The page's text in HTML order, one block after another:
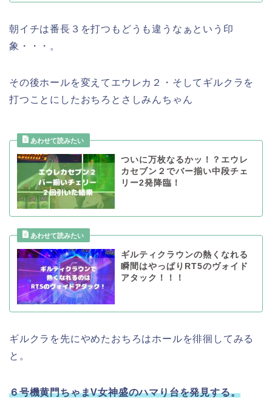
朝イチは番長３を打つもどうも違うなぁという印
象・・・。
その後ホールを変えてエウレカ２・そしてギルクラを
打つことにしたおちろとさしみんちゃん
ついに万枚なるかッ！？エウレ
カセブン２でバー揃い中段チェ
リー2発降臨！
ギルティクラウンの熱くなれる
瞬間はやっぱりRT5のヴォイド
アタック！！！
ギルクラを先にやめたおちろはホールを徘徊してみる
と。
６号機黄門ちゃまV女神盛のハマり台を発見する。